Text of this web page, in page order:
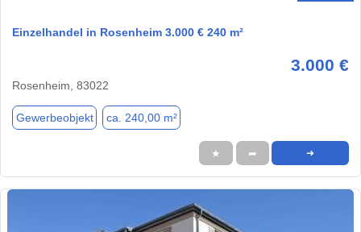
Einzelhandel in Rosenheim 3.000 € 240 m²
3.000 €
Rosenheim, 83022
Gewerbeobjekt ca. 240,00 m²
★ ➦ ➜